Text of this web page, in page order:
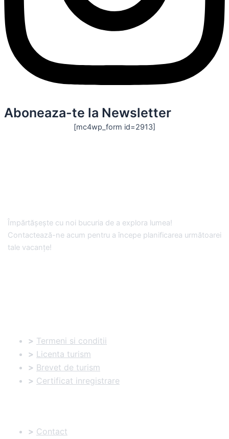
Aboneaza-te la Newsletter
[mc4wp_form id=2913]
Împărtășește cu noi bucuria de a explora lumea!
Contactează-ne acum pentru a începe planificarea următoarei
tale vacanțe!
> Termeni si conditii
> Licenta turism
> Brevet de turism
> Certificat inregistrare
> Contact